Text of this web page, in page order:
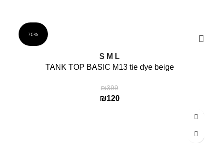
70%
L
M
S
TANK TOP BASIC M13 tie dye beige
₪399
₪120